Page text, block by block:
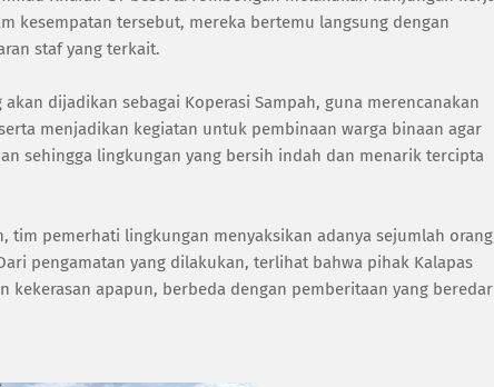
kesempatan tersebut, mereka bertemu langsung dengan
staf yang terkait.
dijadikan sebagai Koperasi Sampah, guna merencanakan
menjadikan kegiatan untuk pembinaan warga binaan agar
sehingga lingkungan yang bersih indah dan menarik tercipta
pemerhati lingkungan menyaksikan adanya sejumlah orang
pengamatan yang dilakukan, terlihat bahwa pihak Kalapas
apapun, berbeda dengan pemberitaan yang beredar